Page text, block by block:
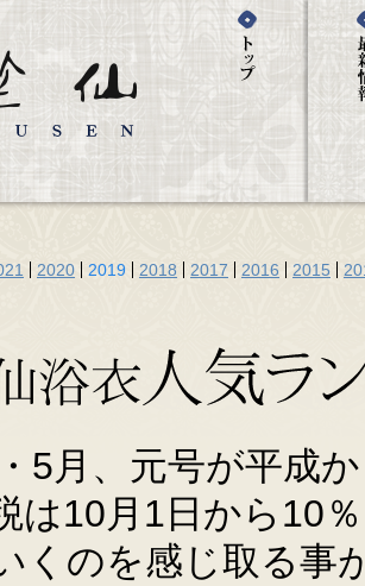
2020 2019 2018 2017 2016 2015
5月、元号が平成
は10月1日から10
くのを感じ取る事